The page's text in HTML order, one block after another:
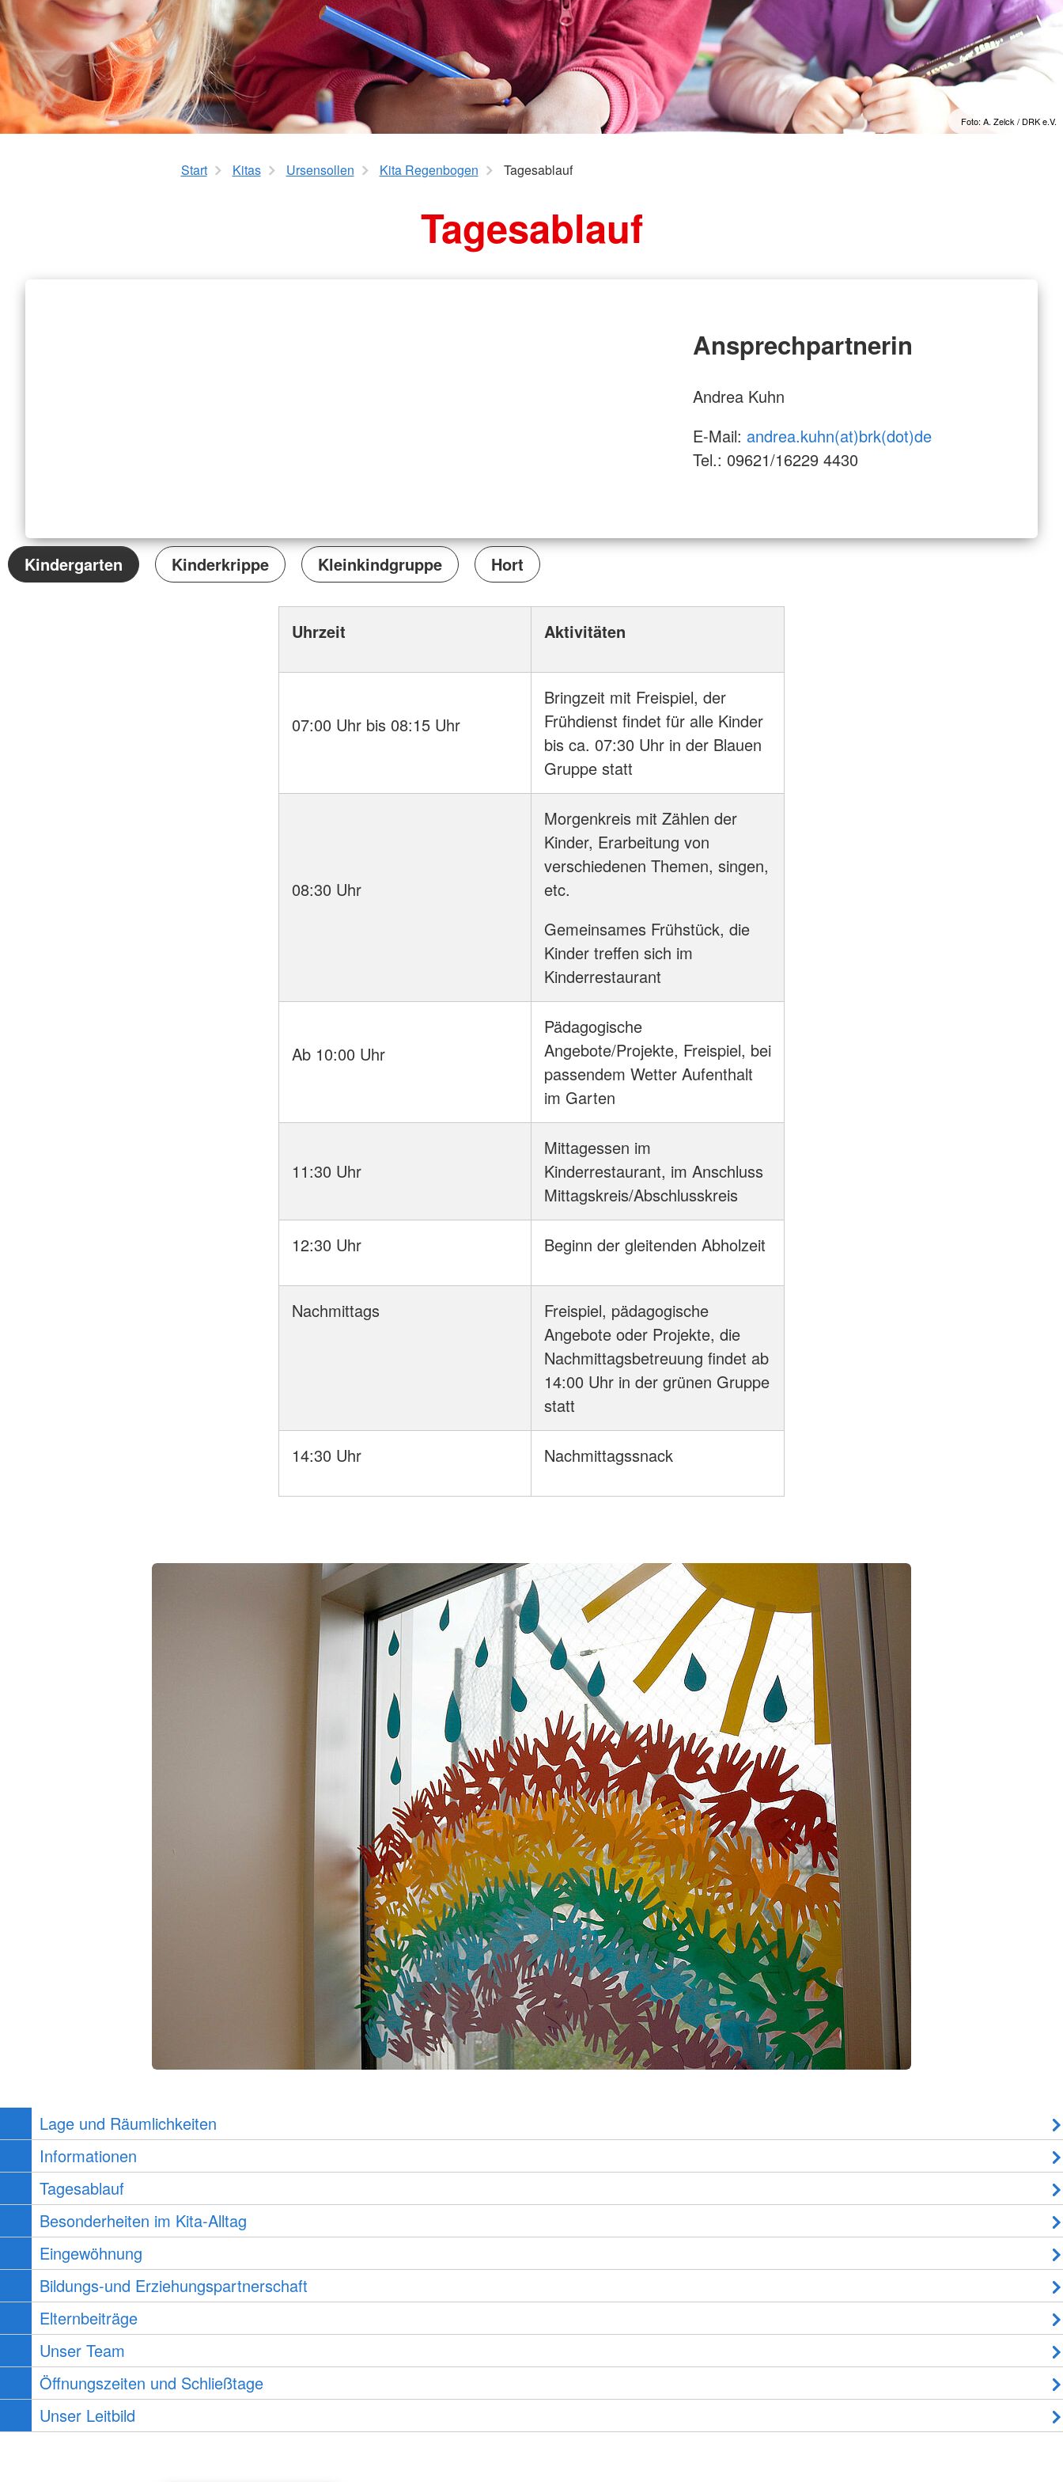
Foto: A. Zelck / DRK e.V.
Start Kitas Ursensollen Kita Regenbogen Tagesablauf
Tagesablauf
Ansprechpartnerin
Andrea Kuhn
E-Mail: andrea.kuhn(at)brk(dot)de
Tel.: 09621/16229 4430
Kindergarten Kinderkrippe Kleinkindgruppe Hort
Uhrzeit Aktivitäten
07:00 Uhr bis 08:15 Uhr
Bringzeit mit Freispiel, der
Frühdienst findet für alle Kinder
bis ca. 07:30 Uhr in der Blauen
Gruppe statt
08:30 Uhr
Morgenkreis mit Zählen der
Kinder, Erarbeitung von
verschiedenen Themen, singen,
etc.
Gemeinsames Frühstück, die
Kinder treffen sich im
Kinderrestaurant
Ab 10:00 Uhr
Pädagogische
Angebote/Projekte, Freispiel, bei
passendem Wetter Aufenthalt
im Garten
11:30 Uhr
Mittagessen im
Kinderrestaurant, im Anschluss
Mittagskreis/Abschlusskreis
12:30 Uhr Beginn der gleitenden Abholzeit
Nachmittags
Freispiel, pädagogische
Angebote oder Projekte, die
Nachmittagsbetreuung findet ab
14:00 Uhr in der grünen Gruppe
statt
14:30 Uhr Nachmittagssnack
Lage und Räumlichkeiten
Informationen
Tagesablauf
Besonderheiten im Kita-Alltag
Eingewöhnung
Bildungs-und Erziehungspartnerschaft
Elternbeiträge
Unser Team
Öffnungszeiten und Schließtage
Unser Leitbild